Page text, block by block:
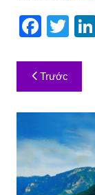
F
c
e
b
o
o
k
T
itt
er
Điều
hướng
bài
viết
Trước